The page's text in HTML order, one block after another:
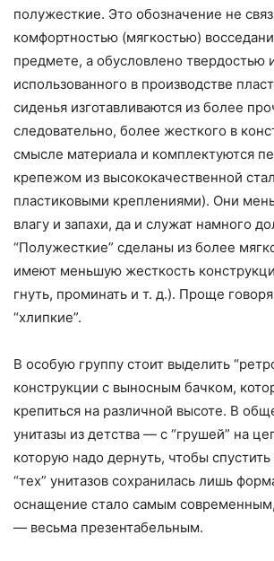
полужесткие. Это обозначение не
комфортностью (мягкостью)
предмете, а обусловлено твердостью
использованного в производстве
сиденья изготавливаются из более
следовательно, более жесткого в
смысле материала и комплектуются
крепежом из высококачественной
пластиковыми креплениями). Они
влагу и запахи, да и служат намного
“Полужесткие” сделаны из более
имеют меньшую жесткость
гнуть, проминать и т. д.). Проще
“хлипкие”.
В особую группу стоит выделить
конструкции с выносным бачком,
крепиться на различной высоте. В
унитазы из детства — с “грушей” на
которую надо дернуть, чтобы
“тех” унитазов сохранилась лишь
оснащение стало самым
— весьма презентабельным.